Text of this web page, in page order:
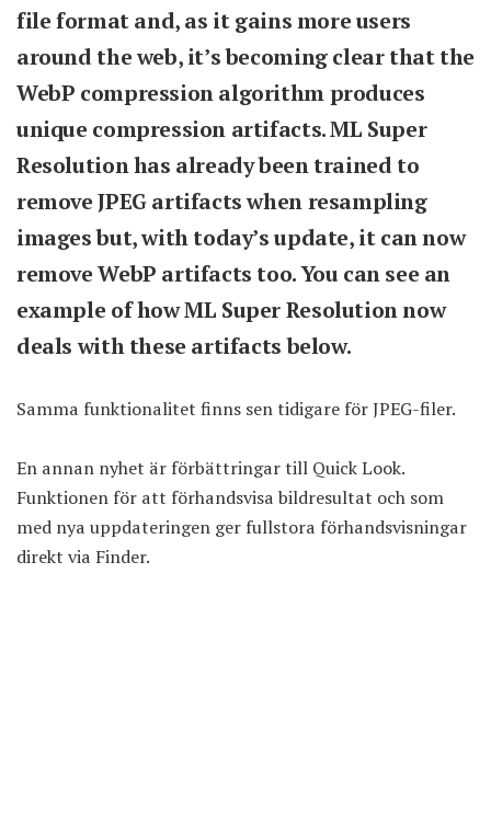
file format and, as it gains more users
around the web, it’s becoming clear that the
WebP compression algorithm produces
unique compression artifacts. ML Super
Resolution has already been trained to
remove JPEG artifacts when resampling
images but, with today’s update, it can now
remove WebP artifacts too. You can see an
example of how ML Super Resolution now
deals with these artifacts below.
Samma funktionalitet finns sen tidigare för JPEG-filer.
En annan nyhet är förbättringar till Quick Look.
Funktionen för att förhandsvisa bildresultat och som
med nya uppdateringen ger fullstora förhandsvisningar
direkt via Finder.